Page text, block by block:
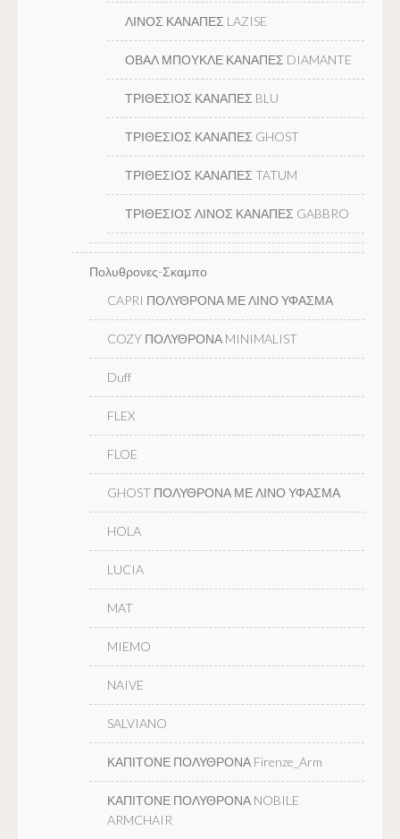
ΛΙΝΟΣ ΚΑΝΑΠΕΣ LAZISE
ΟΒΑΛ ΜΠΟΥΚΛΕ ΚΑΝΑΠΕΣ DIAMANTE
ΤΡΙΘΕΣΙΟΣ ΚΑΝΑΠΕΣ BLU
ΤΡΙΘΕΣΙΟΣ ΚΑΝΑΠΕΣ GHOST
ΤΡΙΘΕΣΙΟΣ ΚΑΝΑΠΕΣ TATUM
ΤΡΙΘΕΣΙΟΣ ΛΙΝΟΣ ΚΑΝΑΠΕΣ GABBRO
Πολυθρονες-Σκαμπο
CAPRI ΠΟΛΥΘΡΟΝΑ ΜΕ ΛΙΝΟ ΥΦΑΣΜΑ
COZY ΠΟΛΥΘΡΟΝΑ MINIMALIST
Duff
FLEX
FLOE
GHOST ΠΟΛΥΘΡΟΝΑ ΜΕ ΛΙΝΟ ΥΦΑΣΜΑ
HOLA
LUCIA
MAT
MIEMO
NAIVE
SALVIANO
ΚΑΠΙΤΟΝΕ ΠΟΛΥΘΡΟΝΑ Firenze_Arm
ΚΑΠΙΤΟΝΕ ΠΟΛΥΘΡΟΝΑ NOBILE
ARMCHAIR